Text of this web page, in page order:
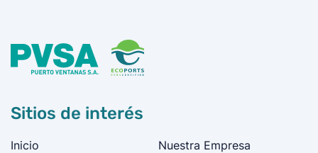
Sitios de interés
Inicio Nuestra Empresa